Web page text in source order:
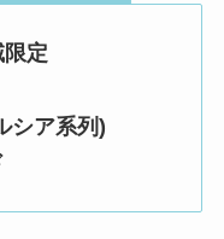
定
シア系列)